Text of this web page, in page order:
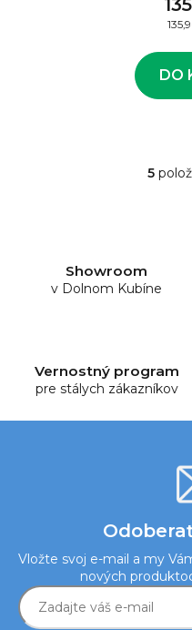
DO
5
Showroom
v Dolnom Kubíne
Vernostný program
pre stálych zákazníkov
Vložte svoj e-mail a my
nových